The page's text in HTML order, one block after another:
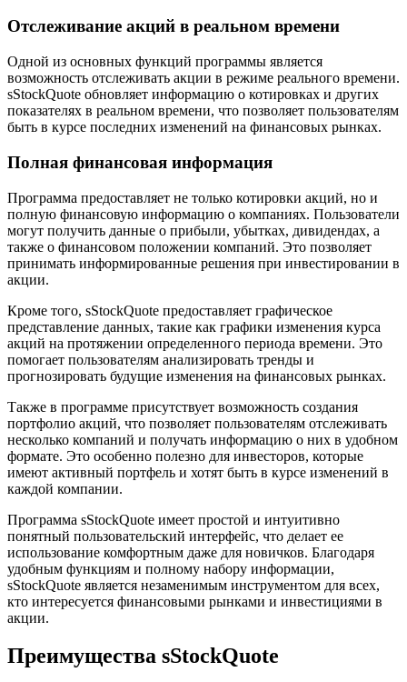
Отслеживание акций в реальном времени
Одной из основных функций программы является
возможность отслеживать акции в режиме реального времени.
sStockQuote обновляет информацию о котировках и других
показателях в реальном времени, что позволяет пользователям
быть в курсе последних изменений на финансовых рынках.
Полная финансовая информация
Программа предоставляет не только котировки акций, но и
полную финансовую информацию о компаниях. Пользователи
могут получить данные о прибыли, убытках, дивидендах, а
также о финансовом положении компаний. Это позволяет
принимать информированные решения при инвестировании в
акции.
Кроме того, sStockQuote предоставляет графическое
представление данных, такие как графики изменения курса
акций на протяжении определенного периода времени. Это
помогает пользователям анализировать тренды и
прогнозировать будущие изменения на финансовых рынках.
Также в программе присутствует возможность создания
портфолио акций, что позволяет пользователям отслеживать
несколько компаний и получать информацию о них в удобном
формате. Это особенно полезно для инвесторов, которые
имеют активный портфель и хотят быть в курсе изменений в
каждой компании.
Программа sStockQuote имеет простой и интуитивно
понятный пользовательский интерфейс, что делает ее
использование комфортным даже для новичков. Благодаря
удобным функциям и полному набору информации,
sStockQuote является незаменимым инструментом для всех,
кто интересуется финансовыми рынками и инвестициями в
акции.
Преимущества sStockQuote